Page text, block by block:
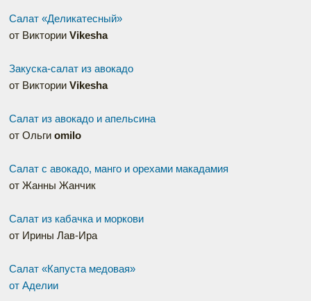
Салат «Деликатесный»
от Виктории Vikesha
Закуска-салат из авокадо
от Виктории Vikesha
Салат из авокадо и апельсина
от Ольги omilo
Салат с авокадо, манго и орехами макадамия
от Жанны Жанчик
Салат из кабачка и моркови
от Ирины Лав-Ира
Салат «Капуста медовая»
от Аделии